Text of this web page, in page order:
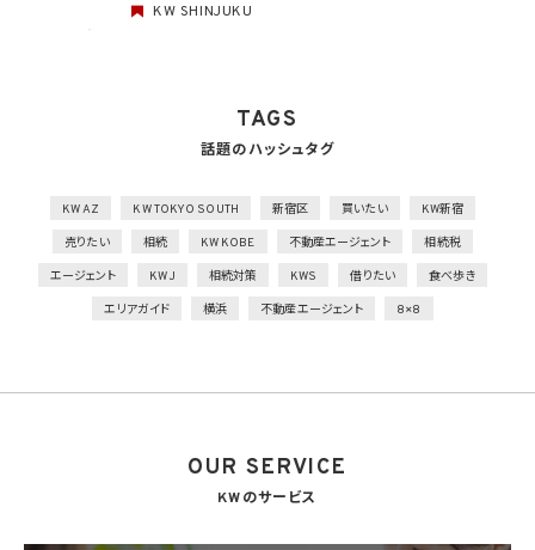
物理的安全管理措置
合、容易に個人データが判明しないよう措置を実施
2）個人データを取り扱う情報システムを外部からの不正アクセス又は不正ソフトウェア
外的環境の把握
全管理措置を実施
8.1 当社は、第4.1項各号のいずれかに該当する場合を除くほか、あらかじめ本人の同意を
KW SHINJUKU
TAGS
話題のハッシュタグ
KW AZ KW TOKYO SOUTH 新宿区 買いたい KW新宿
売りたい 相続 KW KOBE 不動産エージェント 相続税
エージェント KWJ 相続対策 KWS 借りたい 食べ歩き
エリアガイド 横浜 不動産エージェント 8×8
OUR SERVICE
KWのサービス